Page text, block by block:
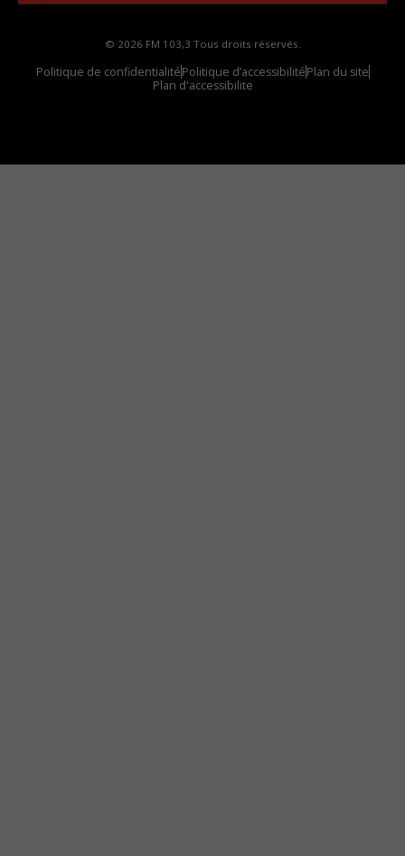
© 2026 FM 103,3 Tous droits réservés.
Politique de confidentialitéPolitique d’accessibilitéPlan du site
Plan d'accessibilite